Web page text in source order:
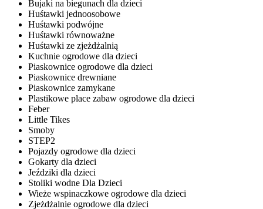
Bujaki na biegunach dla dzieci
Huśtawki jednoosobowe
Huśtawki podwójne
Huśtawki równoważne
Huśtawki ze zjeżdżalnią
Kuchnie ogrodowe dla dzieci
Piaskownice ogrodowe dla dzieci
Piaskownice drewniane
Piaskownice zamykane
Plastikowe place zabaw ogrodowe dla dzieci
Feber
Little Tikes
Smoby
STEP2
Pojazdy ogrodowe dla dzieci
Gokarty dla dzieci
Jeździki dla dzieci
Stoliki wodne Dla Dzieci
Wieże wspinaczkowe ogrodowe dla dzieci
Zjeżdżalnie ogrodowe dla dzieci